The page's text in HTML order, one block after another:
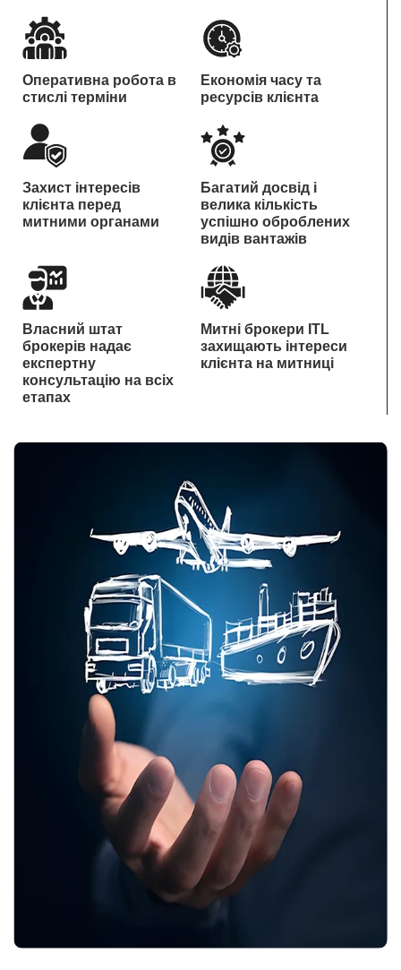
Оперативна робота в
стислі терміни
Економія часу та
ресурсів клієнта
Захист інтересів
клієнта перед
митними органами
Багатий досвід і
велика кількість
успішно оброблених
видів вантажів
Власний штат
брокерів надає
експертну
консультацію на всіх
етапах
Митні брокери ITL
захищають інтереси
клієнта на митниці